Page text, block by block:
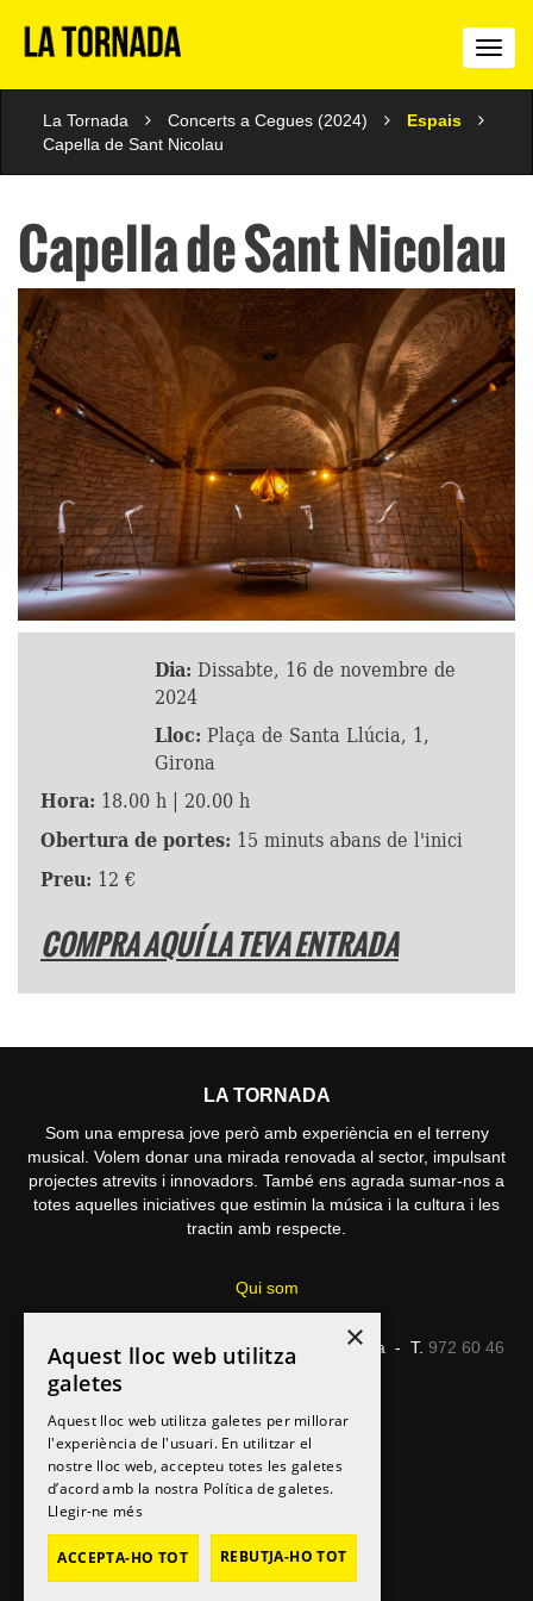
La
La Tornada Concerts a Cegues (2024)
Espais
Capella de Sant Nicolau
Capella de Sant Nicolau
Dia: Dissabte, 16 de novembre de
2024
Lloc: Plaça de Santa Llúcia, 1,
Girona
Hora: 18.00 h | 20.00 h
Obertura de portes: 15 minuts abans de l'inici
Preu: 12 €
COMPRA AQUÍ LA TEVA ENTRADA
LA TORNADA
Som una empresa jove però amb experiència en el terreny
musical. Volem donar una mirada renovada al sector, impulsant
projectes atrevits i innovadors. També ens agrada sumar-nos a
totes aquelles iniciatives que estimin la música i la cultura i les
tractin amb respecte.
Qui som
C/ Caterina Albert, 4, entresol 2 - 17001 Girona - T. 972 60 46
redaccio@latornada.cat
Avís legal
×
Aquest lloc web utilitza
galetes
Aquest lloc web utilitza galetes per millorar
l'experiència de l'usuari. En utilitzar el
nostre lloc web, accepteu totes les galetes
d’acord amb la nostra Política de galetes.
Llegir-ne més
ACCEPTA-HO TOT REBUTJA-HO TOT